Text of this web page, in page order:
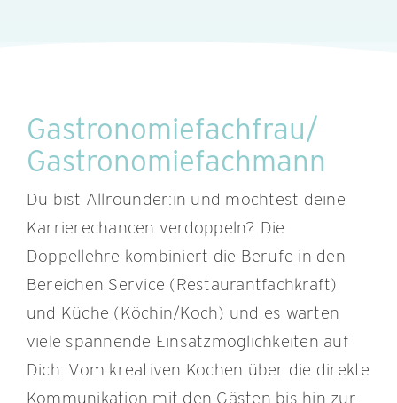
Gastronomiefachfrau/
Gastronomiefachmann
Du bist Allrounder:in und möchtest deine
Karrierechancen verdoppeln? Die
Doppellehre kombiniert die Berufe in den
Bereichen Service (Restaurantfachkraft)
und Küche (Köchin/Koch) und es warten
viele spannende Einsatzmöglichkeiten auf
Dich: Vom kreativen Kochen über die direkte
Kommunikation mit den Gästen bis hin zur